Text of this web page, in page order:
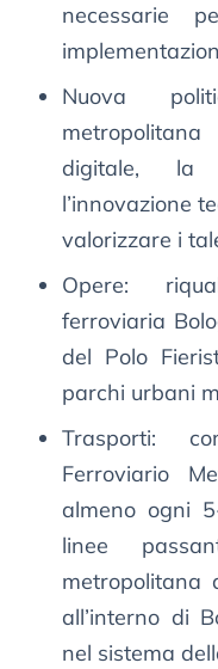
necessarie
Nuova
digitale, la
l’innovazione
valorizzare i
Opere:
ferroviaria
del Polo
parchi urbani
Trasporti:
Ferroviario
almeno ogni
linee
metropolitana
all’interno di
nel sistema